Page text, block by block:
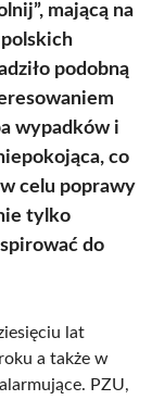
mającą na
podobną
wypadków i
co
celu poprawy
tylko
do
lat
a także w
PZU,